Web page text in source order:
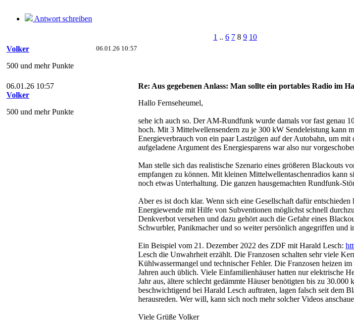
Antwort schreiben
1 .. 6 7 8 9 10
06.01.26 10:57
Volker
500 und mehr Punkte
06.01.26 10:57
Volker
500 und mehr Punkte
Re: Aus gegebenen Anlass: Man sollte ein portables Radio im
Hallo Fernseheumel,
sehe ich auch so. Der AM-Rundfunk wurde damals vor fast genau
hoch. Mit 3 Mittelwellensendern zu je 300 kW Sendeleistung kann
Energieverbrauch von ein paar Lastzügen auf der Autobahn, um
aufgeladene Argument des Energiesparens war also nur
Man stelle sich das realistische Szenario eines größeren
empfangen zu können. Mit kleinen Mittelwellentaschenradios kann
noch etwas Unterhaltung. Die ganzen hausgemachten Rundfunk-
Aber es ist doch klar. Wenn sich eine Gesellschaft dafür
Energiewende mit Hilfe von Subventionen möglichst schnell
Denkverbot versehen und dazu gehört auch die Gefahr eines
Schwurbler, Panikmacher und so weiter persönlich angegriffen und
Ein Beispiel vom 21. Dezember 2022 des ZDF mit Harald Lesch:
Lesch die Unwahrheit erzählt. Die Franzosen schalten sehr viele
Kühlwassermangel und technischer Fehler. Die Franzosen heizen
Jahren auch üblich. Viele Einfamilienhäuser hatten nur elektrische
Jahr aus, ältere schlecht gedämmte Häuser benötigten bis zu
beschwichtigend bei Harald Lesch auftraten, lagen falsch seit dem
herausreden. Wer will, kann sich noch mehr solcher Videos
Viele Grüße Volker